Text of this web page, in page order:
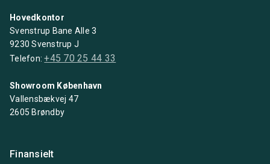
Hovedkontor
Svenstrup Bane Alle 3
9230 Svenstrup J
Telefon:+45 70 25 44 33
Showroom København
Vallensbækvej 47
2605 Brøndby
Finansielt